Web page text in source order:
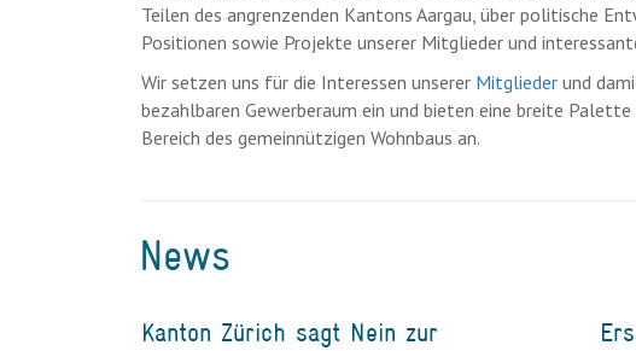
Teilen des angrenzenden Kantons Aargau, über politische
Positionen sowie Projekte unserer Mitglieder und
Wir setzen uns für die Interessen unserer Mitglieder und
bezahlbaren Gewerberaum ein und bieten eine breite Palette
Bereich des gemeinnützigen Wohnbaus an.
News
Kanton Zürich sagt Nein zur